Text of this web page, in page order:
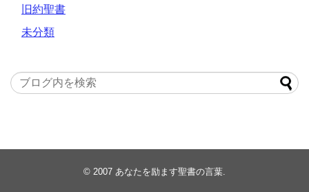
旧約聖書
未分類
© 2007 あなたを励ます聖書の言葉.